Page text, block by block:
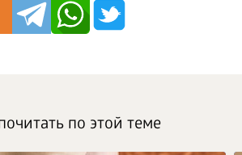
по этой теме